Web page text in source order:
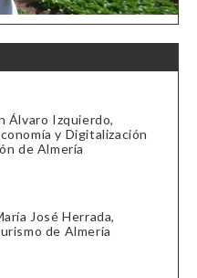
Álvaro Izquierdo,
y Digitalización
de Almería
José Herrada,
de Almería